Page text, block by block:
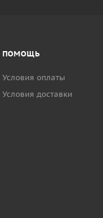
ПОМОЩЬ
Условия оплаты
Условия доставки